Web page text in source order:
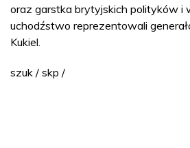
oraz garstka brytyjskich polityków i
uchodźstwo reprezentowali
Kukiel.
szuk / skp /